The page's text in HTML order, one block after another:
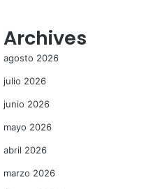
Archives
agosto 2026
julio 2026
junio 2026
mayo 2026
abril 2026
marzo 2026